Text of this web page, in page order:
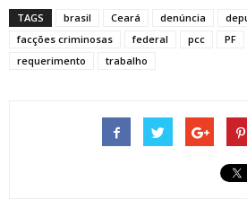
TAGS brasil Ceará denúncia
facções criminosas
federal pcc PF
requerimento
trabalho